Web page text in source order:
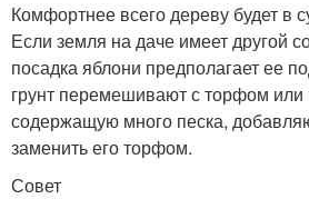
Комфортнее всего дереву будет в
Если земля на даче имеет другой
посадка яблони предполагает ее
грунт перемешивают с торфом или
содержащую много песка,
заменить его торфом.
Совет